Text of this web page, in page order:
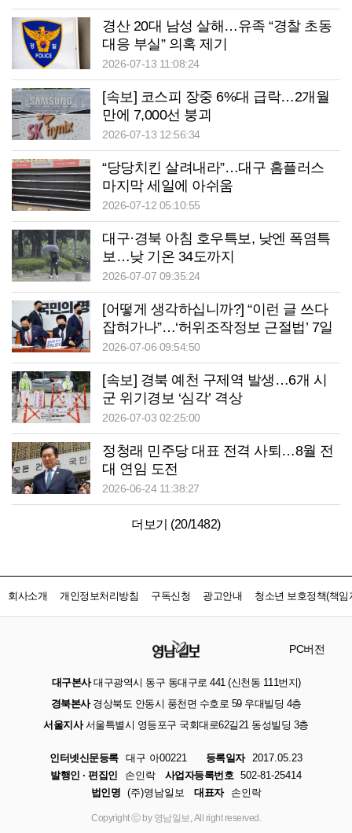
경산 20대 남성 살해…유족 “경찰 초동
대응 부실” 의혹 제기
2026-07-13 11:08:24
[속보] 코스피 장중 6%대 급락…2개월
만에 7,000선 붕괴
2026-07-13 12:56:34
“당당치킨 살려내라”…대구 홈플러스
마지막 세일에 아쉬움
2026-07-12 05:10:55
대구·경북 아침 호우특보, 낮엔 폭염특
보…낮 기온 34도까지
2026-07-07 09:35:24
[어떻게 생각하십니까?] “이런 글 쓰다
잡혀가나”…‘허위조작정보 근절법’ 7일
부터 시행
2026-07-06 09:54:50
[속보] 경북 예천 구제역 발생…6개 시
군 위기경보 ‘심각’ 격상
2026-07-03 02:25:00
정청래 민주당 대표 전격 사퇴…8월 전
대 연임 도전
2026-06-24 11:38:27
더보기 (20/1482)
회사소개 개인정보처리방침 구독신청 광고안내 청소년 보호정책(책임
PC버전
대구본사대구광역시 동구 동대구로 441 (신천동 111번지)
경북본사경상북도 안동시 풍천면 수호로 59 우대빌딩 4층
서울지사서울특별시 영등포구 국회대로62길21 동성빌딩 3층
인터넷신문등록 대구 아00221 등록일자
2017.05.23
발행인 · 편집인
손인락 사업자등록번호 502-81-25414
법인명 (주)영남일보 대표자 손인락
Copyright ⓒ by 영남일보, All right reserved.